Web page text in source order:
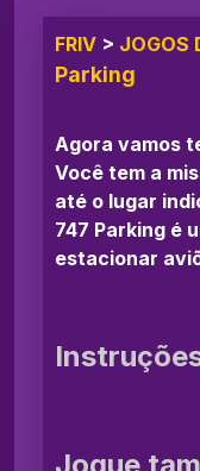
FRIV > JOGOS
Parking
Agora vamos
Você tem a
até o lugar
747 Parking é
estacionar